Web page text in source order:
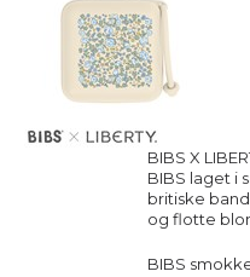
BIBS X
BIBS laget i
britiske
og flotte
BIBS